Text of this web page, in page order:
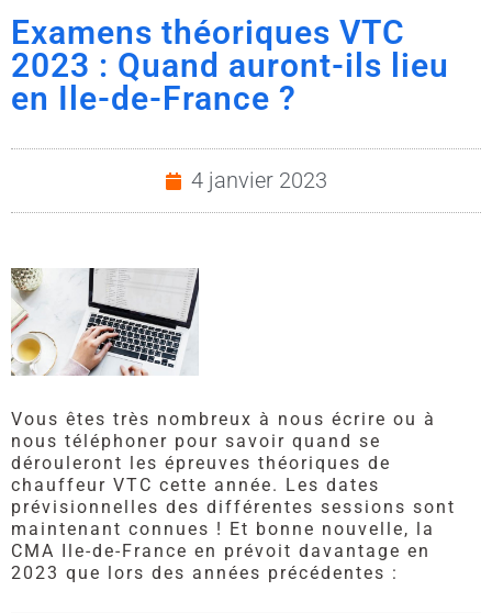
Examens théoriques VTC
2023 : Quand auront-ils lieu
en Ile-de-France ?
4 janvier 2023
Vous êtes très nombreux à nous écrire ou à
nous téléphoner pour savoir quand se
dérouleront les épreuves théoriques de
chauffeur VTC cette année. Les dates
prévisionnelles des différentes sessions sont
maintenant connues ! Et bonne nouvelle, la
CMA Ile-de-France en prévoit davantage en
2023 que lors des années précédentes :